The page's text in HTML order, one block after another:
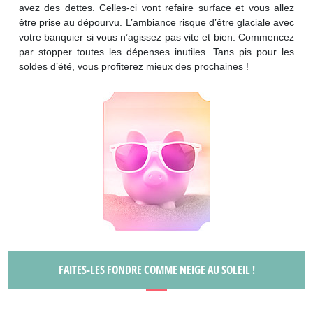
avez des dettes. Celles-ci vont refaire surface et vous allez
être prise au dépourvu. L’ambiance risque d’être glaciale avec
votre banquier si vous n’agissez pas vite et bien. Commencez
par stopper toutes les dépenses inutiles. Tans pis pour les
soldes d’été, vous profiterez mieux des prochaines !
FAITES-LES FONDRE COMME NEIGE AU SOLEIL !